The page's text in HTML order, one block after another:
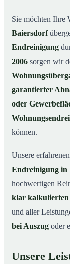
03Warum Mr.
04So läuft die
05Typische
07Jetzt
08So sieht
Sie möchten Ihre
Baiersdorf
Endreinigung
2006 sorgen wir
garantierter
oder
können.
Unsere
Endreinigung in
hochwertigen
klar kalkulierten
und aller
bei Auszug oder
Unsere